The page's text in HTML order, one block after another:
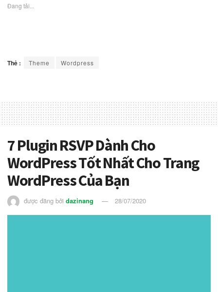
Đang tải...
Thẻ : Theme Wordpress
7 Plugin RSVP Dành Cho
WordPress Tốt Nhất Cho Trang
WordPress Của Bạn
được đăng bởi dazinang 28/07/2020